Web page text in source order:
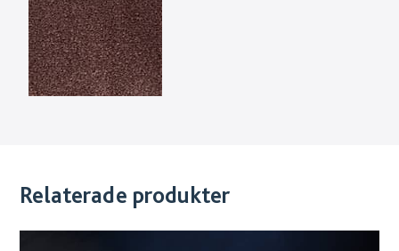
Relaterade produkter